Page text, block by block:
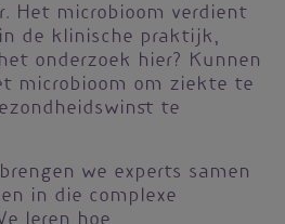
Het microbioom verdient
de klinische praktijk,
onderzoek hier? Kunnen
microbioom om ziekte te
te
we experts samen
in die complexe